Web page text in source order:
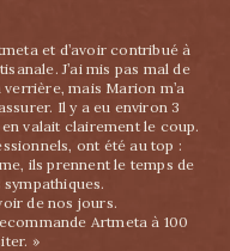
et d’avoir contribué à
J’ai mis pas mal de
mais Marion m’a
Il y a eu environ 3
valait clairement le coup.
ont été au top :
ils prennent le temps de
de nos jours.
Artmeta à 100
»